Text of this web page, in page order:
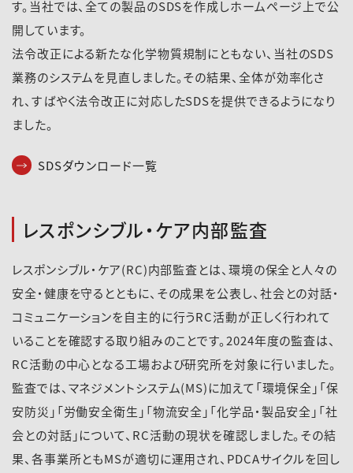
す。当社では、全ての製品のSDSを作成しホームページ上で公
開しています。
法令改正による新たな化学物質規制にともない、当社のSDS
業務のシステムを見直しました。その結果、全体が効率化さ
れ、すばやく法令改正に対応したSDSを提供できるようになり
ました。
SDSダウンロード一覧
レスポンシブル・ケア内部監査
レスポンシブル・ケア(RC)内部監査とは、環境の保全と人々の
安全・健康を守るとともに、その成果を公表し、社会との対話・
コミュニケーションを自主的に行うRC活動が正しく行われて
いることを確認する取り組みのことです。2024年度の監査は、
RC活動の中心となる工場および研究所を対象に行いました。
監査では、マネジメントシステム(MS)に加えて「環境保全」「保
安防災」「労働安全衛生」「物流安全」「化学品・製品安全」「社
会との対話」について、RC活動の現状を確認しました。その結
果、各事業所ともMSが適切に運用され、PDCAサイクルを回し